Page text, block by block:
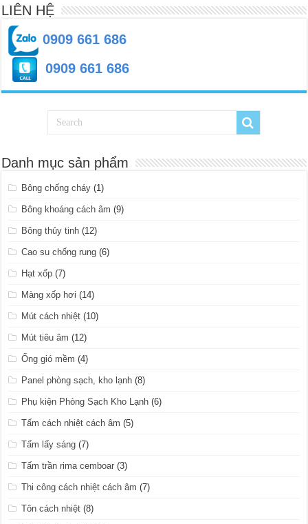
LIÊN HỆ
0909 661 686
0909 661 686
Danh mục sản phẩm
Bông chống cháy (1)
Bông khoáng cách âm (9)
Bông thủy tinh (12)
Cao su chống rung (6)
Hạt xốp (7)
Màng xốp hơi (14)
Mút cách nhiệt (10)
Mút tiêu âm (12)
Ống gió mềm (4)
Panel phòng sạch, kho lạnh (8)
Phụ kiện Phòng Sạch Kho Lạnh (6)
Tấm cách nhiệt cách âm (5)
Tấm lấy sáng (7)
Tấm trần rima cemboar (3)
Thi công cách nhiệt cách âm (7)
Tôn cách nhiệt (8)